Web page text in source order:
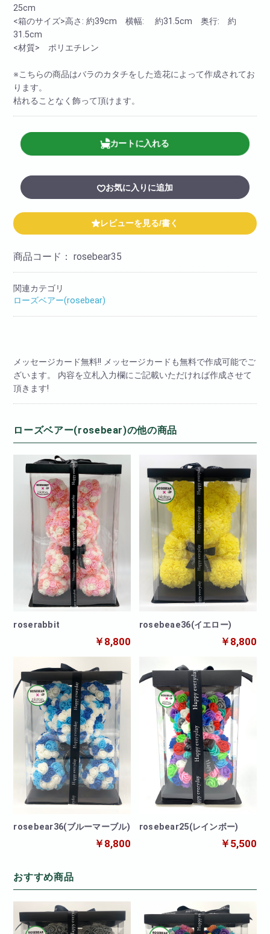
25cm
<箱のサイズ>高さ: 約39cm 横幅: 約31.5cm 奥行: 約
31.5cm
<材質> ポリエチレン
※こちらの商品はバラのカタチをした造花によって作成されてお
ります。
枯れることなく飾って頂けます。
カートに入れる
お気に入りに追加
レビューを見る/書く
商品コード：rosebear35
関連カテゴリ
ローズベアー(rosebear)
メッセージカード無料!! メッセージカードも無料で作成可能でご
ざいます。 内容を立札入力欄にご記載いただければ作成させて
頂きます!
ローズベアー(rosebear)の他の商品
roserabbit
￥8,800
rosebeae36(イエロー)
￥8,800
rosebear36(ブルーマーブル)
￥8,800
rosebear25(レインボー)
￥5,500
おすすめ商品